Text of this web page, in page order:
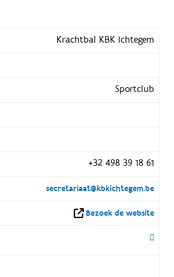
Krachtbal KBK Ichtegem
Sportclub
+32 498 39 18 61
secretariaat@kbkichtegem.be
Bezoek de website